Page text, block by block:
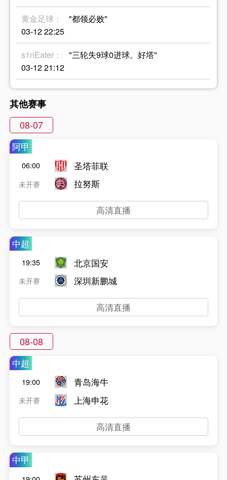
黄金足球：
"都领必败"
03-12 22:25
s1nEater：
"三轮失9球0进球。好塔"
03-12 21:12
其他赛事
08-07
阿甲
06:00
未开赛
圣塔菲联
拉努斯
高清直播
中超
19:35
未开赛
北京国安
深圳新鹏城
高清直播
08-08
中超
19:00
未开赛
青岛海牛
上海申花
高清直播
中甲